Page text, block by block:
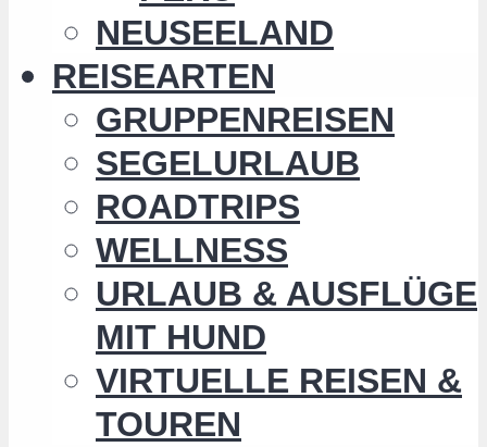
NEUSEELAND
REISEARTEN
GRUPPENREISEN
SEGELURLAUB
ROADTRIPS
WELLNESS
URLAUB & AUSFLÜGE
MIT HUND
VIRTUELLE REISEN &
TOUREN